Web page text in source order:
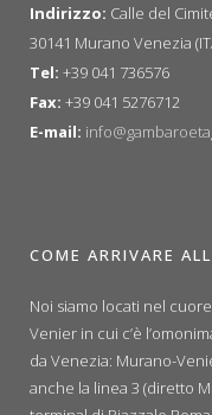
Indirizzo: Calle del
30141 Murano Venezia
Tel: +39 041 736576
Fax: +39 041 5276712
E-mail:
COME ARRIVARE
Noi siamo locati nel
Venier in cui c’è
da Venezia: Murano-
anche la linea 3 (diretto